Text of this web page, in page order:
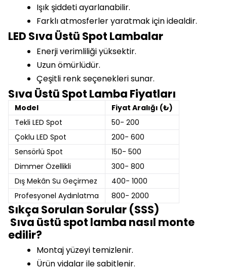
Işık şiddeti ayarlanabilir.
Farklı atmosferler yaratmak için idealdir.
LED Sıva Üstü Spot Lambalar
Enerji verimliliği yüksektir.
Uzun ömürlüdür.
Çeşitli renk seçenekleri sunar.
Sıva Üstü Spot Lamba Fiyatları
Model
Fiyat Aralığı (₺)
Tekli LED Spot
50- 200
Çoklu LED Spot
200- 600
Sensörlü Spot
150- 500
Dimmer Özellikli
300- 800
Dış Mekân Su Geçirmez
400- 1000
Profesyonel Aydınlatma
800- 2000
Sıkça Sorulan Sorular (SSS)
Sıva üstü spot lamba nasıl monte
edilir?
Montaj yüzeyi temizlenir.
Ürün vidalar ile sabitlenir.